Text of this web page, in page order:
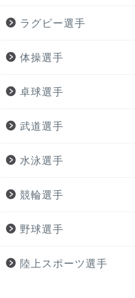
ラグビー選手
体操選手
卓球選手
武道選手
水泳選手
競輪選手
野球選手
陸上スポーツ選手